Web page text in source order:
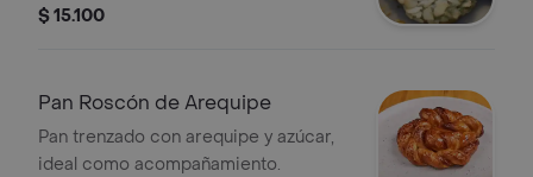
$ 15.100
Pan Roscón de Arequipe
Pan trenzado con arequipe y azúcar,
ideal como acompañamiento.